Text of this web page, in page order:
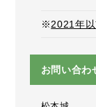
※2021年
お問い合わ